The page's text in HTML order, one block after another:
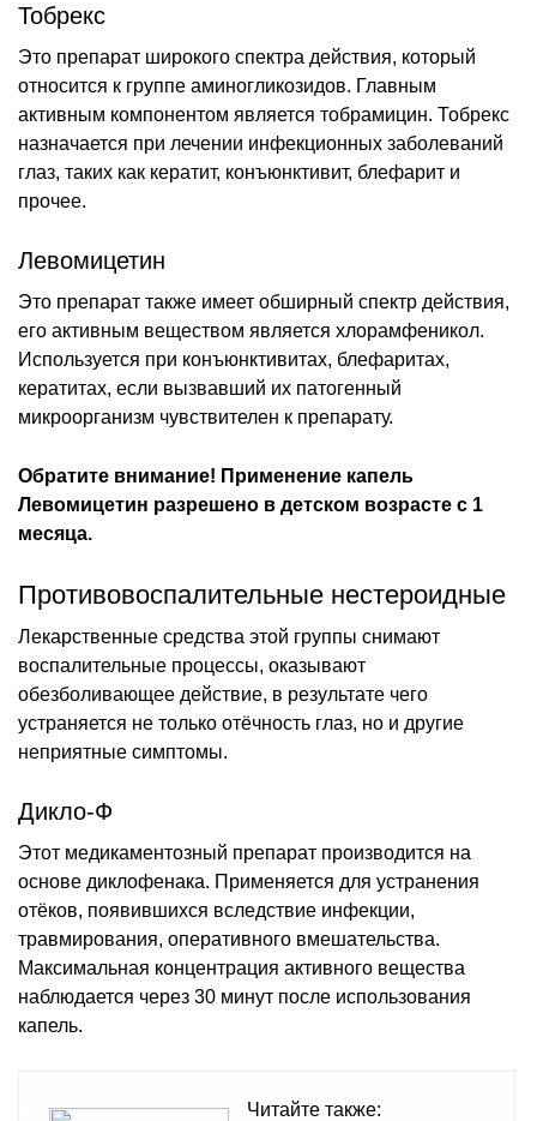
Тобрекс
Это препарат широкого спектра действия, который
относится к группе аминогликозидов. Главным
активным компонентом является тобрамицин. Тобрекс
назначается при лечении инфекционных заболеваний
глаз, таких как кератит, конъюнктивит, блефарит и
прочее.
Левомицетин
Это препарат также имеет обширный спектр действия,
его активным веществом является хлорамфеникол.
Используется при конъюнктивитах, блефаритах,
кератитах, если вызвавший их патогенный
микроорганизм чувствителен к препарату.
Обратите внимание! Применение капель
Левомицетин разрешено в детском возрасте с 1
месяца.
Противовоспалительные нестероидные
Лекарственные средства этой группы снимают
воспалительные процессы, оказывают
обезболивающее действие, в результате чего
устраняется не только отёчность глаз, но и другие
неприятные симптомы.
Дикло-Ф
Этот медикаментозный препарат производится на
основе диклофенака. Применяется для устранения
отёков, появившихся вследствие инфекции,
травмирования, оперативного вмешательства.
Максимальная концентрация активного вещества
наблюдается через 30 минут после использования
капель.
Читайте также: